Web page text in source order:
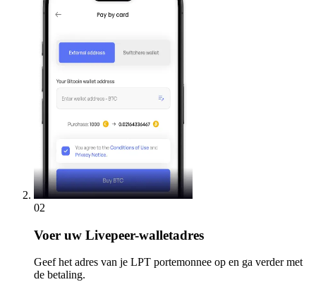
02
Voer uw Livepeer-walletadres
Geef het adres van je LPT portemonnee op en ga verder met
de betaling.